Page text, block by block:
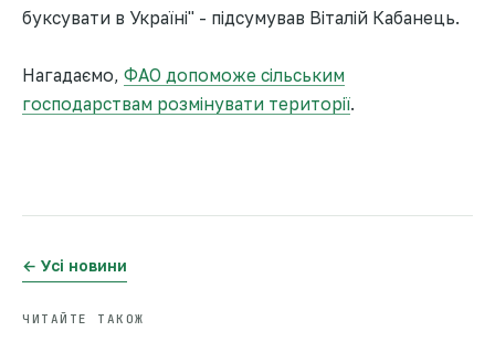
буксувати в Україні" - підсумував Віталій Кабанець.
Нагадаємо, ФАО допоможе сільським
господарствам розмінувати території.
← Усі новини
ЧИТАЙТЕ ТАКОЖ